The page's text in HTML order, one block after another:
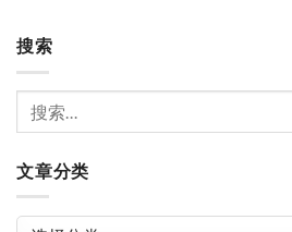
搜索
文章分类